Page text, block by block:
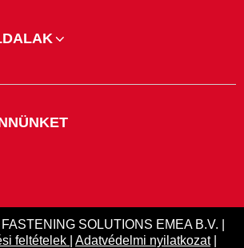
SOLUTIONS EMEA B.V. |
feltételek
Adatvédelmi nyilatkozat|